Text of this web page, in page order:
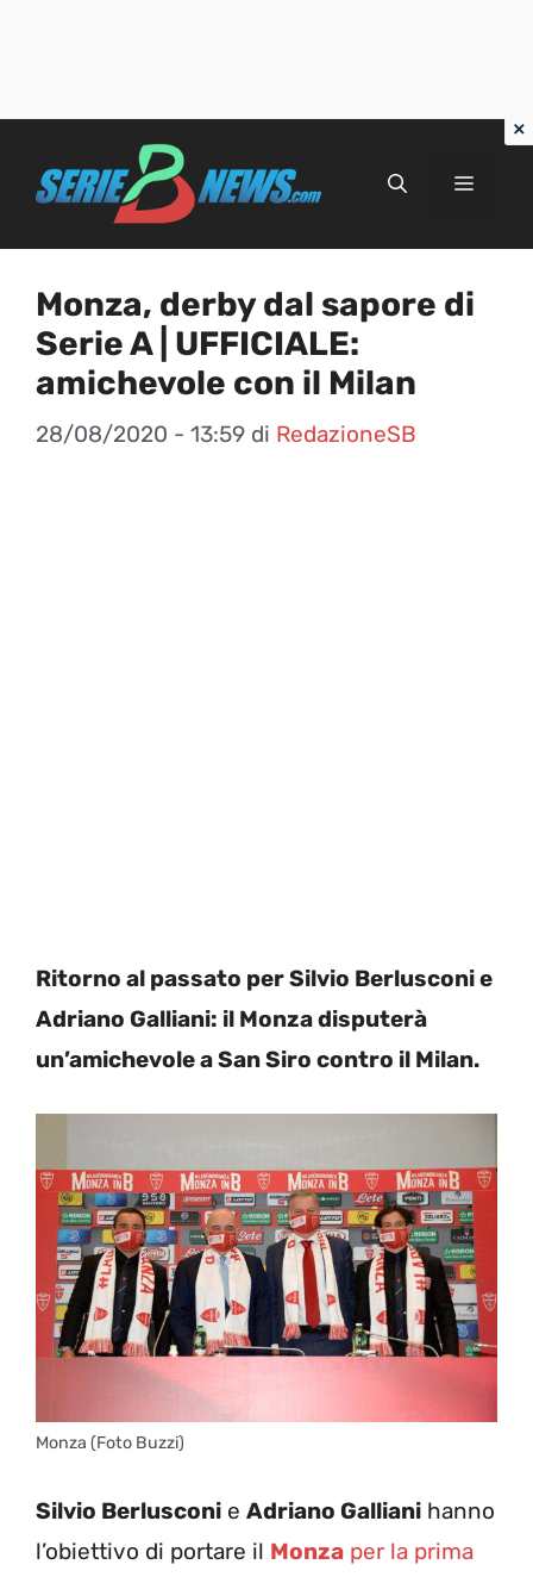
Menu
Monza, derby dal sapore di
Serie A | UFFICIALE:
amichevole con il Milan
28/08/2020 - 13:59 di RedazioneSB
Ritorno al passato per Silvio Berlusconi e
Adriano Galliani: il Monza disputerà
un’amichevole a San Siro contro il Milan.
Monza (Foto Buzzi)
Silvio Berlusconi e Adriano Galliani hanno
l’obiettivo di portare il Monza per la prima